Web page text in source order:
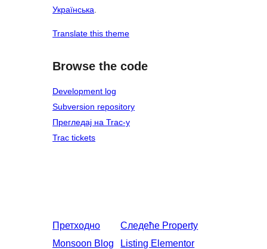
Українська.
Translate this theme
Browse the code
Development log
Subversion repository
Прегледај на Trac-у
Trac tickets
Претходно
Monsoon Blog
Следеће Property
Listing Elementor